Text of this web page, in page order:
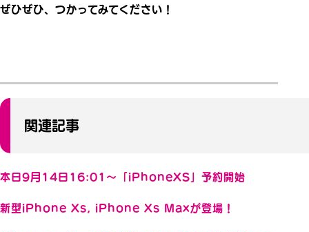
ぜひぜひ、つかってみてください！
関連記事
本日9月14日16:01～「iPhoneXS」予約開始
新型iPhone Xs, iPhone Xs Maxが登場！